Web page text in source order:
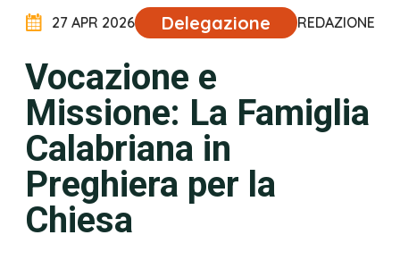
27 APR 2026 Delegazione REDAZIONE
Vocazione e
Missione: La Famiglia
Calabriana in
Preghiera per la
Chiesa